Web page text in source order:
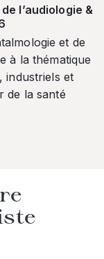
l’audiologie &
et de
à la thématique
industriels et
de la santé